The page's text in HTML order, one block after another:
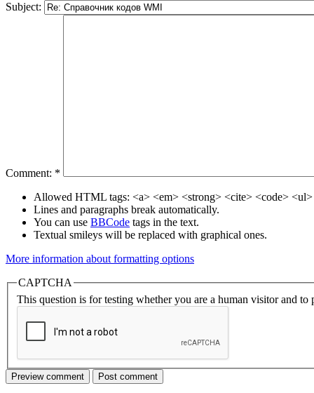
Subject:
Comment: *
Allowed HTML tags: <a> <em> <strong> <cite> <code>
Lines and paragraphs break automatically.
You can use BBCode tags in the text.
Textual smileys will be replaced with graphical ones.
More information about formatting options
CAPTCHA
This question is for testing whether you are a human visitor and to